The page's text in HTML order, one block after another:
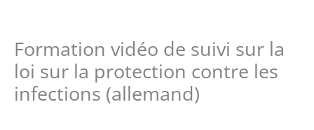
Formation vidéo de suivi sur la
loi sur la protection contre les
infections (allemand)